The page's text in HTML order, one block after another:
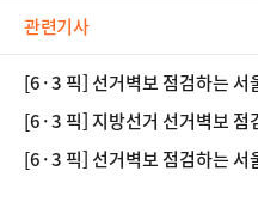
관련기사
[6·3 픽] 선거벽보 점검하는 서
[6·3 픽] 지방선거 선거벽보 점
[6·3 픽] 선거벽보 점검하는 서